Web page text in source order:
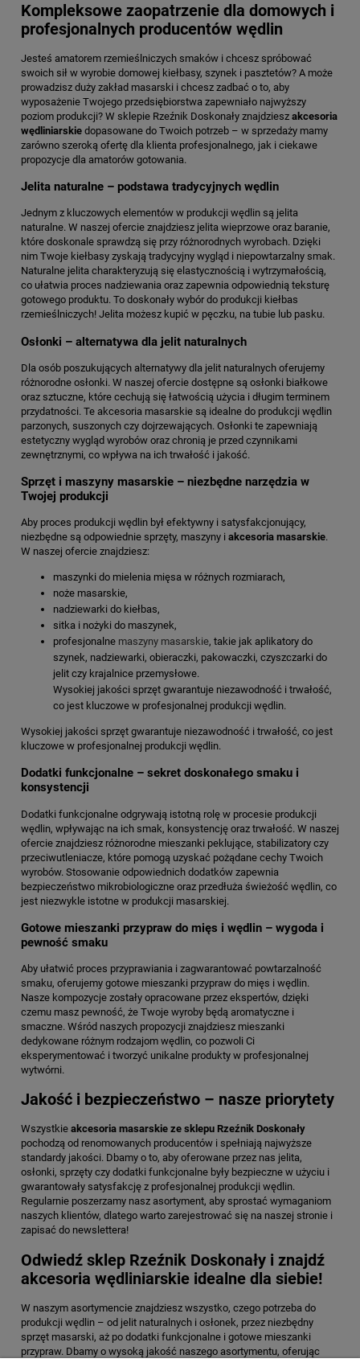
Kompleksowe zaopatrzenie dla domowych i
profesjonalnych producentów wędlin
Jesteś amatorem rzemieślniczych smaków i chcesz spróbować
swoich sił w wyrobie domowej kiełbasy, szynek i pasztetów? A może
prowadzisz duży zakład masarski i chcesz zadbać o to, aby
wyposażenie Twojego przedsiębiorstwa zapewniało najwyższy
poziom produkcji? W sklepie Rzeźnik Doskonały znajdziesz akcesoria
wędliniarskie dopasowane do Twoich potrzeb – w sprzedaży mamy
zarówno szeroką ofertę dla klienta profesjonalnego, jak i ciekawe
propozycje dla amatorów gotowania.
Jelita naturalne – podstawa tradycyjnych wędlin
Jednym z kluczowych elementów w produkcji wędlin są jelita
naturalne. W naszej ofercie znajdziesz jelita wieprzowe oraz baranie,
które doskonale sprawdzą się przy różnorodnych wyrobach. Dzięki
nim Twoje kiełbasy zyskają tradycyjny wygląd i niepowtarzalny smak.
Naturalne jelita charakteryzują się elastycznością i wytrzymałością,
co ułatwia proces nadziewania oraz zapewnia odpowiednią teksturę
gotowego produktu. To doskonały wybór do produkcji kiełbas
rzemieślniczych! Jelita możesz kupić w pęczku, na tubie lub pasku.
Osłonki – alternatywa dla jelit naturalnych
Dla osób poszukujących alternatywy dla jelit naturalnych oferujemy
różnorodne osłonki. W naszej ofercie dostępne są osłonki białkowe
oraz sztuczne, które cechują się łatwością użycia i długim terminem
przydatności. Te akcesoria masarskie są idealne do produkcji wędlin
parzonych, suszonych czy dojrzewających. Osłonki te zapewniają
estetyczny wygląd wyrobów oraz chronią je przed czynnikami
zewnętrznymi, co wpływa na ich trwałość i jakość.
Sprzęt i maszyny masarskie – niezbędne narzędzia w
Twojej produkcji
Aby proces produkcji wędlin był efektywny i satysfakcjonujący,
niezbędne są odpowiednie sprzęty, maszyny i akcesoria masarskie.
W naszej ofercie znajdziesz:
maszynki do mielenia mięsa w różnych rozmiarach,
noże masarskie,
nadziewarki do kiełbas,
sitka i nożyki do maszynek,
profesjonalne maszyny masarskie, takie jak aplikatory do
szynek, nadziewarki, obieraczki, pakowaczki, czyszczarki do
jelit czy krajalnice przemysłowe.
Wysokiej jakości sprzęt gwarantuje niezawodność i trwałość,
co jest kluczowe w profesjonalnej produkcji wędlin.
Wysokiej jakości sprzęt gwarantuje niezawodność i trwałość, co jest
kluczowe w profesjonalnej produkcji wędlin.
Dodatki funkcjonalne – sekret doskonałego smaku i
konsystencji
Dodatki funkcjonalne odgrywają istotną rolę w procesie produkcji
wędlin, wpływając na ich smak, konsystencję oraz trwałość. W naszej
ofercie znajdziesz różnorodne mieszanki peklujące, stabilizatory czy
przeciwutleniacze, które pomogą uzyskać pożądane cechy Twoich
wyrobów. Stosowanie odpowiednich dodatków zapewnia
bezpieczeństwo mikrobiologiczne oraz przedłuża świeżość wędlin, co
jest niezwykle istotne w produkcji masarskiej.
Gotowe mieszanki przypraw do mięs i wędlin – wygoda i
pewność smaku
Aby ułatwić proces przyprawiania i zagwarantować powtarzalność
smaku, oferujemy gotowe mieszanki przypraw do mięs i wędlin.
Nasze kompozycje zostały opracowane przez ekspertów, dzięki
czemu masz pewność, że Twoje wyroby będą aromatyczne i
smaczne. Wśród naszych propozycji znajdziesz mieszanki
dedykowane różnym rodzajom wędlin, co pozwoli Ci
eksperymentować i tworzyć unikalne produkty w profesjonalnej
wytwórni.
Jakość i bezpieczeństwo – nasze priorytety
Wszystkie akcesoria masarskie ze sklepu Rzeźnik Doskonały
pochodzą od renomowanych producentów i spełniają najwyższe
standardy jakości. Dbamy o to, aby oferowane przez nas jelita,
osłonki, sprzęty czy dodatki funkcjonalne były bezpieczne w użyciu i
gwarantowały satysfakcję z profesjonalnej produkcji wędlin.
Regularnie poszerzamy nasz asortyment, aby sprostać wymaganiom
naszych klientów, dlatego warto zarejestrować się na naszej stronie i
zapisać do newslettera!
Odwiedź sklep Rzeźnik Doskonały i znajdź
akcesoria wędliniarskie idealne dla siebie!
W naszym asortymencie znajdziesz wszystko, czego potrzeba do
produkcji wędlin – od jelit naturalnych i osłonek, przez niezbędny
sprzęt masarski, aż po dodatki funkcjonalne i gotowe mieszanki
przypraw. Dbamy o wysoką jakość naszego asortymentu, oferując